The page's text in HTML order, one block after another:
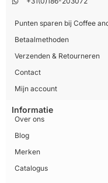
Punten sparen bij Coffee
Betaalmethoden
Verzenden & Retourneren
Contact
Mijn account
Informatie
Over ons
Blog
Merken
Catalogus